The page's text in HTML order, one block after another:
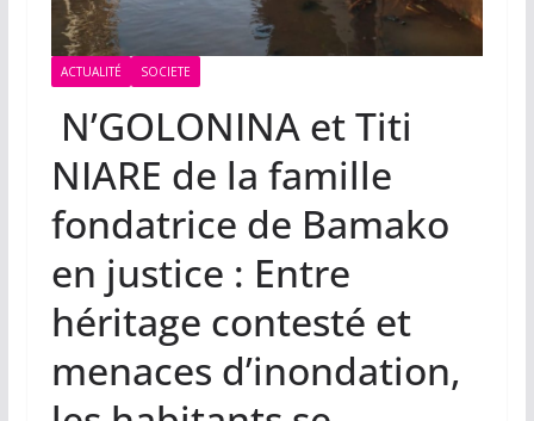
ACTUALITÉ SOCIETE
N’GOLONINA et Titi
NIARE de la famille
fondatrice de Bamako
en justice : Entre
héritage contesté et
menaces d’inondation,